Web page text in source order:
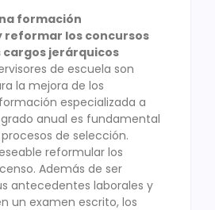
formación
reformar los concursos
cargos jerárquicos
de escuela son
la mejora de los
especializada a
anual es fundamental
de selección.
reformular los
Además de ser
antecedentes laborales y
un examen escrito, los